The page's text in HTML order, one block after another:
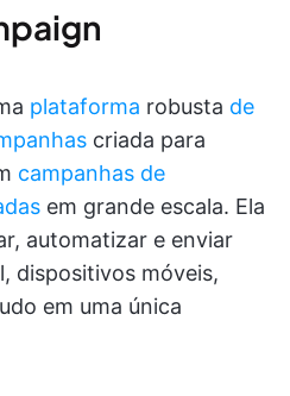
plataforma robusta de
criada para
campanhas de
em grande escala. Ela
automatizar e enviar
dispositivos móveis,
em uma única